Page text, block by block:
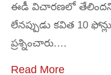
ఈడీ విచారణలో తేలిందని
లేనప్పుడు కవిత 10
ప్రశ్నించారు.…
Read More